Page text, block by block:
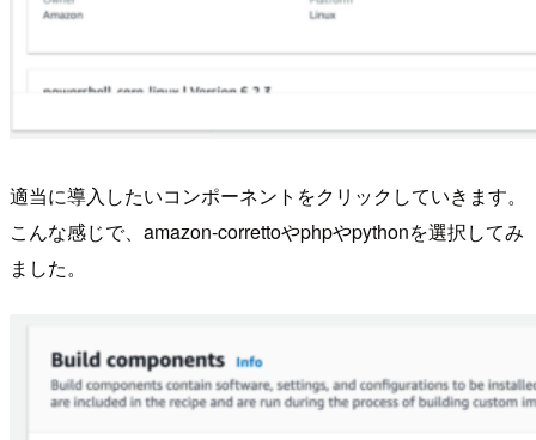
適当に導入したいコンポーネントをクリックしていきます。
こんな感じで、amazon-correttoやphpやpythonを選択してみ
ました。